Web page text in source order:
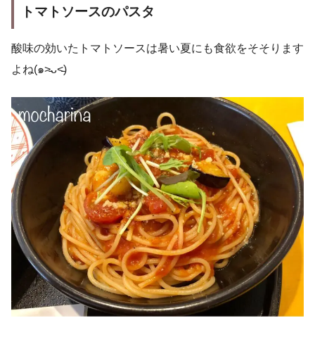
トマトソースのパスタ
酸味の効いたトマトソースは暑い夏にも食欲をそそります
よね(๑˃̵ᴗ˂̵)